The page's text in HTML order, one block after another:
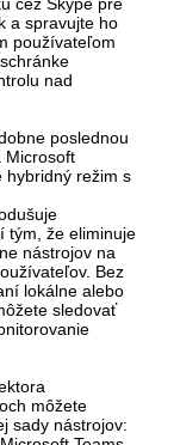
cez Skype pre
a spravujte ho
používateľom
nad
poslednou
Microsoft
hybridný režim s
tým, že eliminuje
nástrojov na
Bez
lokálne alebo
sledovať
môžete
sady nástrojov: